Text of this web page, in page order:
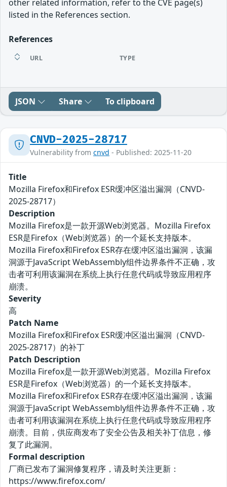
other related information, refer to the CVE page(s)
listed in the References section.
References
URL TYPE
JSON Share To clipboard
CNVD-2025-28717
Vulnerability from cnvd - Published: 2025-11-20
Title
Mozilla Firefox和Firefox ESR缓冲区溢出漏洞（CNVD-
2025-28717）
Description
Mozilla Firefox是一款开源Web浏览器。Mozilla Firefox
ESR是Firefox（Web浏览器）的一个延长支持版本。
Mozilla Firefox和Firefox ESR存在缓冲区溢出漏洞，该漏
洞源于JavaScript WebAssembly组件边界条件不正确，攻
击者可利用该漏洞在系统上执行任意代码或导致应用程序
崩溃。
Severity
高
Patch Name
Mozilla Firefox和Firefox ESR缓冲区溢出漏洞（CNVD-
2025-28717）的补丁
Patch Description
Mozilla Firefox是一款开源Web浏览器。Mozilla Firefox
ESR是Firefox（Web浏览器）的一个延长支持版本。
Mozilla Firefox和Firefox ESR存在缓冲区溢出漏洞，该漏
洞源于JavaScript WebAssembly组件边界条件不正确，攻
击者可利用该漏洞在系统上执行任意代码或导致应用程序
崩溃。目前，供应商发布了安全公告及相关补丁信息，修
复了此漏洞。
Formal description
厂商已发布了漏洞修复程序，请及时关注更新：
https://www.firefox.com/